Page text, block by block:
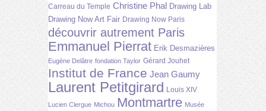
Carreau du Temple Christine Phal Drawing Lab
Drawing Now Art Fair Drawing Now Paris
découvrir autrement Paris
Emmanuel Pierrat Erik Desmazières
Eugène Delâtre fondation Taylor Gérard Jouhet
Institut de France Jean Gaumy
Laurent Petitgirard Louis XIV
Lucien Clergue Michou Montmartre Musée